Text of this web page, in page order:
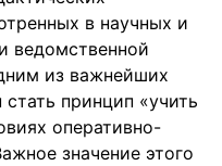
в научных и
ведомственной
из важнейших
принцип «учить
оперативно-
значение этого